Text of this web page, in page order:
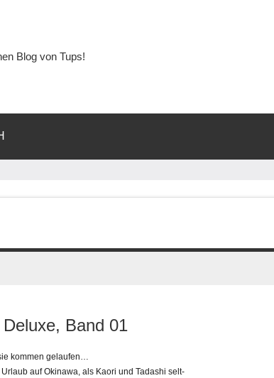
Blog von Tups!
Band 01
kommen gelaufen…
auf Okinawa, als Kaori und Tadashi selt-